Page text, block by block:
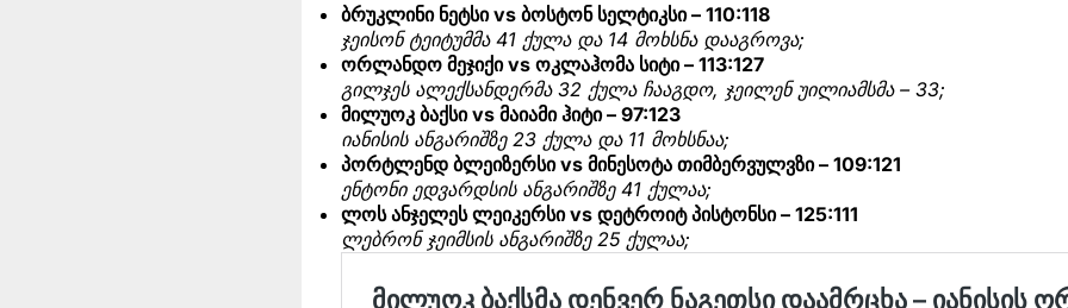
ბრუკლინი ნეტსი vs ბოსტონ სელტიკსი – 110:118
ჯეისონ ტეიტუმმა 41 ქულა და 14 მოხსნა დააგროვა;
ორლანდო მეჯიქი vs ოკლაჰომა სიტი – 113:127
გილჯეს ალექსანდერმა 32 ქულა ჩააგდო, ჯეილენ უილიამსმა – 33;
მილუოკ ბაქსი vs მაიამი ჰიტი – 97:123
იანისის ანგარიშზე 23 ქულა და 11 მოხსნაა;
პორტლენდ ბლეიზერსი vs მინესოტა თიმბერვულვზი – 109:121
ენტონი ედვარდსის ანგარიშზე 41 ქულაა;
ლოს ანჯელეს ლეიკერსი vs დეტროიტ პისტონსი – 125:111
ლებრონ ჯეიმსის ანგარიშზე 25 ქულაა;